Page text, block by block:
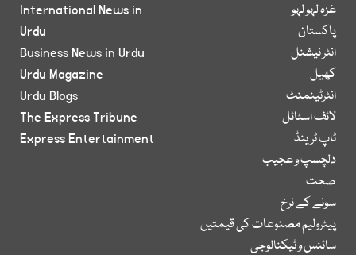
غزہ لہو لہو
پاکستان
انٹر نیشنل
کھیل
انٹرٹینمنٹ
لائف اسٹائل
ٹاپ ٹرینڈ
دلچسپ و عجیب
صحت
سونے کے نرخ
پیٹرولیم مصنوعات کی قیمتیں
سائنس و ٹیکنالوجی
International News in
Urdu
Business News in Urdu
Urdu Magazine
Urdu Blogs
The Express Tribune
Express Entertainment